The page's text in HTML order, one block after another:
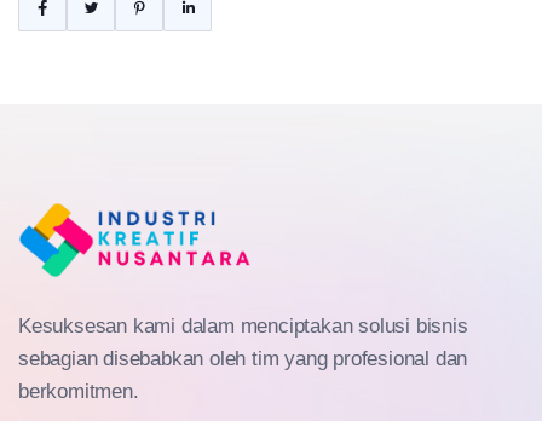
Kesuksesan kami dalam menciptakan solusi bisnis
sebagian disebabkan oleh tim yang profesional dan
berkomitmen.